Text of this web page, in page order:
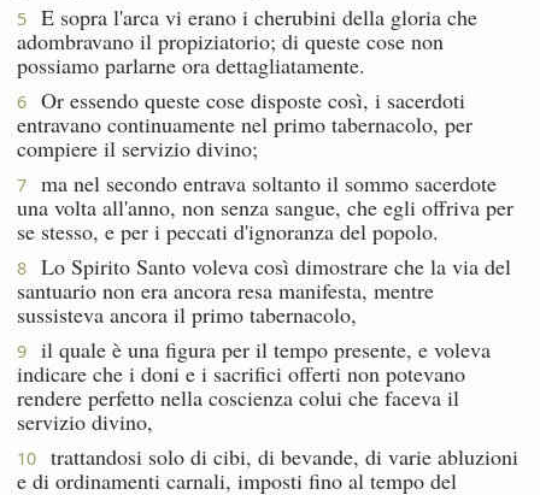
5
E sopra l'arca vi erano i cherubini della gloria che
adombravano il propiziatorio; di queste cose non
possiamo parlarne ora dettagliatamente.
6
Or essendo queste cose disposte così, i sacerdoti
entravano continuamente nel primo tabernacolo, per
compiere il servizio divino;
7
ma nel secondo entrava soltanto il sommo sacerdote
una volta all'anno, non senza sangue, che egli offriva per
se stesso, e per i peccati d'ignoranza del popolo.
8
Lo Spirito Santo voleva così dimostrare che la via del
santuario non era ancora resa manifesta, mentre
sussisteva ancora il primo tabernacolo,
9
il quale è una figura per il tempo presente, e voleva
indicare che i doni e i sacrifici offerti non potevano
rendere perfetto nella coscienza colui che faceva il
servizio divino,
10
trattandosi solo di cibi, di bevande, di varie abluzioni
e di ordinamenti carnali, imposti fino al tempo del